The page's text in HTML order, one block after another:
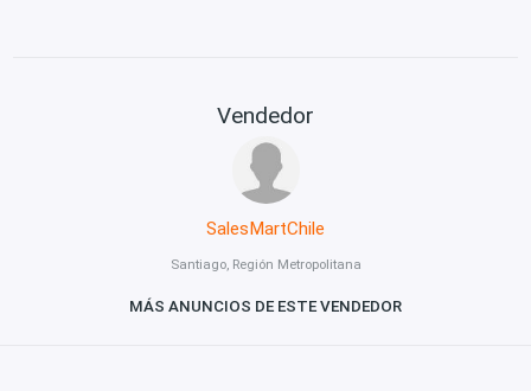
Vendedor
SalesMartChile
Santiago, Región Metropolitana
MÁS ANUNCIOS DE ESTE VENDEDOR